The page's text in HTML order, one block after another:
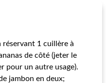
réservant 1 cuillère à
de côté (jeter le
pour un autre usage).
jambon en deux;